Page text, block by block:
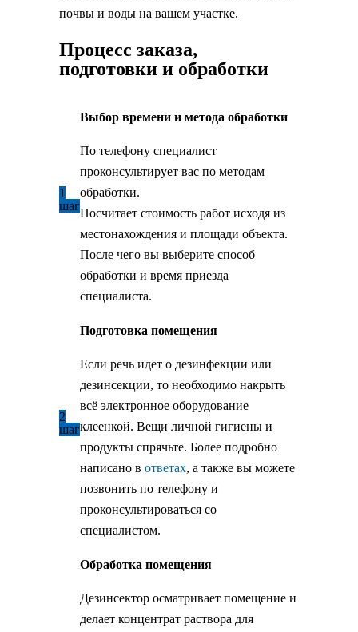
почвы и воды на вашем участке.
Процесс заказа,
подготовки и обработки
1
шаг
Выбор времени и метода обработки
По телефону специалист
проконсультирует вас по методам
обработки.
Посчитает стоимость работ исходя из
местонахождения и площади объекта.
После чего вы выберите способ
обработки и время приезда
специалиста.
2
шаг
Подготовка помещения
Если речь идет о дезинфекции или
дезинсекции, то необходимо накрыть
всё электронное оборудование
клеенкой. Вещи личной гигиены и
продукты спрячьте. Более подробно
написано в ответах, а также вы можете
позвонить по телефону и
проконсультироваться со
специалистом.
Обработка помещения
Дезинсектор осматривает помещение и
делает концентрат раствора для